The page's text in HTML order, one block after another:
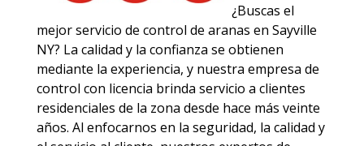
¿Buscas el
mejor servicio de control de aranas en Sayville
NY? La calidad y la confianza se obtienen
mediante la experiencia, y nuestra empresa de
control con licencia brinda servicio a clientes
residenciales de la zona desde hace más veinte
años. Al enfocarnos en la seguridad, la calidad y